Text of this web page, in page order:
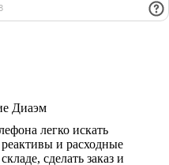
Диаэм
легко искать
и расходные
сделать заказ и